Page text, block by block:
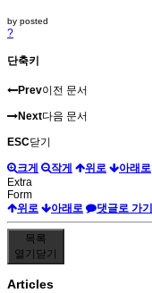
by posted
?
단축키
Prev이전 문서
Next다음 문서
ESC닫기
크게 작게 위로 아래로
Extra
Form
위로
아래로 댓글로 가기
목록
열기 닫기
Articles